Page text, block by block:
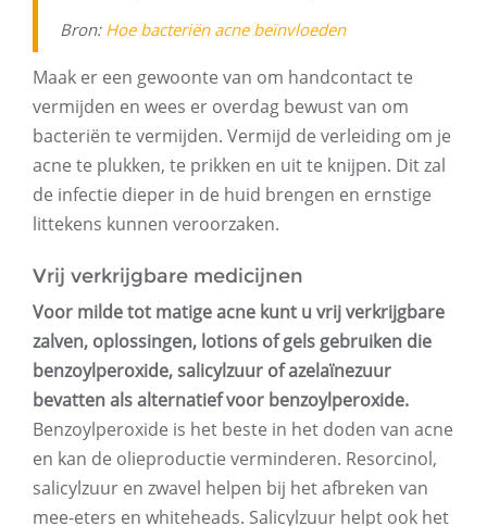
Bron: Hoe bacteriën acne beïnvloeden
Maak er een gewoonte van om handcontact te
vermijden en wees er overdag bewust van om
bacteriën te vermijden. Vermijd de verleiding om je
acne te plukken, te prikken en uit te knijpen. Dit zal
de infectie dieper in de huid brengen en ernstige
littekens kunnen veroorzaken.
Vrij verkrijgbare medicijnen
Voor milde tot matige acne kunt u vrij verkrijgbare
zalven, oplossingen, lotions of gels gebruiken die
benzoylperoxide, salicylzuur of azelaïnezuur
bevatten als alternatief voor benzoylperoxide.
Benzoylperoxide is het beste in het doden van acne
en kan de olieproductie verminderen. Resorcinol,
salicylzuur en zwavel helpen bij het afbreken van
mee-eters en whiteheads. Salicylzuur helpt ook het